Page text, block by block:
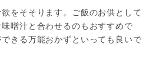
をそそります。ご飯のお供として
噌汁と合わせるのもおすすめで
きる万能おかずといっても良いで